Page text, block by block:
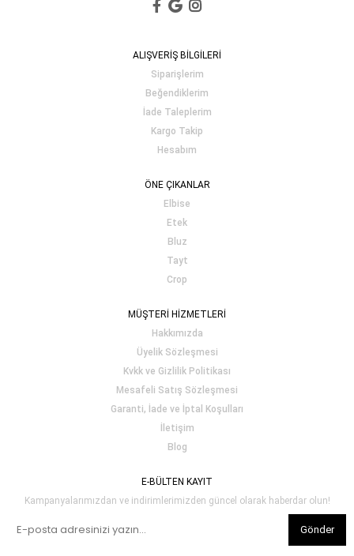
ALIŞVERİŞ BİLGİLERİ
Siparişlerim
Beğendiklerim
İade Taleplerim
Kargo Takip
Hesabım
ÖNE ÇIKANLAR
Elbise
Etek
Bluz
Tayt
Crop
MÜŞTERİ HİZMETLERİ
Hakkımızda
Üyelik Sözleşmesi
Kvkk ve Gizlilik Politikası
Mesafeli Satış Sözleşmesi
Garanti, İade ve İptal Koşulları
İletişim
Blog
E-BÜLTEN KAYIT
Kampanyalarımızdan ve indirimlerimizden güncel olarak haberdar olun!
Gönder